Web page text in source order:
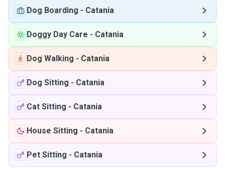
Dog Boarding - Catania
Doggy Day Care - Catania
Dog Walking - Catania
Dog Sitting - Catania
Cat Sitting - Catania
House Sitting - Catania
Pet Sitting - Catania